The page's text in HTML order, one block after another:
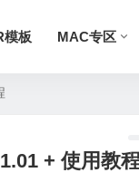
模板 MAC专区
+ 使用教